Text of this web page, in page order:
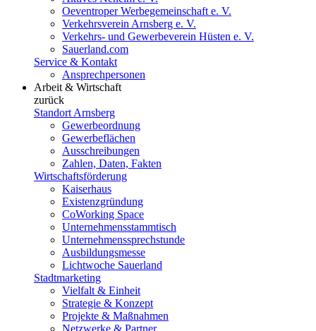
Oeventroper Werbegemeinschaft e. V.
Verkehrsverein Arnsberg e. V.
Verkehrs- und Gewerbeverein Hüsten e. V.
Sauerland.com
Service & Kontakt
Ansprechpersonen
Arbeit & Wirtschaft
zurück
Standort Arnsberg
Gewerbeordnung
Gewerbeflächen
Ausschreibungen
Zahlen, Daten, Fakten
Wirtschaftsförderung
Kaiserhaus
Existenzgründung
CoWorking Space
Unternehmensstammtisch
Unternehmenssprechstunde
Ausbildungsmesse
Lichtwoche Sauerland
Stadtmarketing
Vielfalt & Einheit
Strategie & Konzept
Projekte & Maßnahmen
Netzwerke & Partner